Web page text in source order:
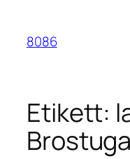
innehåll
8086
Etikett: